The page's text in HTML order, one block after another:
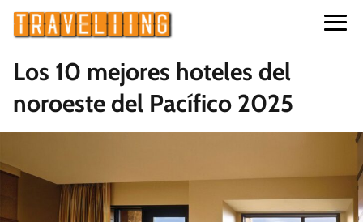
Los 10 mejores hoteles del
noroeste del Pacífico 2025